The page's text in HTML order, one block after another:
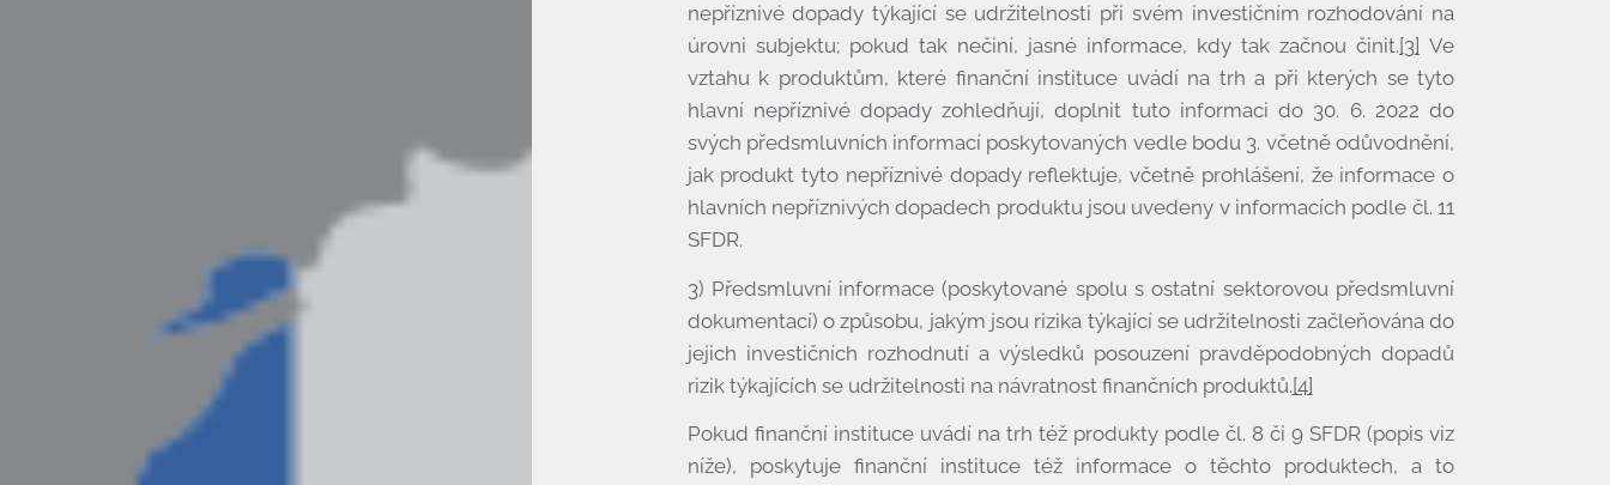
nepříznivé dopady týkající se udržitelnosti při svém investičním rozhodování na
úrovni subjektu; pokud tak nečiní, jasné informace, kdy tak začnou činit.[3] Ve
vztahu k produktům, které finanční instituce uvádí na trh a při kterých se tyto
hlavní nepříznivé dopady zohledňují, doplnit tuto informaci do 30. 6. 2022 do
svých předsmluvních informací poskytovaných vedle bodu 3. včetně odůvodnění,
jak produkt tyto nepříznivé dopady reflektuje, včetně prohlášení, že informace o
hlavních nepříznivých dopadech produktu jsou uvedeny v informacích podle čl. 11
SFDR.
3) Předsmluvní informace (poskytované spolu s ostatní sektorovou předsmluvní
dokumentací) o způsobu, jakým jsou rizika týkající se udržitelnosti začleňována do
jejich investičních rozhodnutí a výsledků posouzení pravděpodobných dopadů
rizik týkajících se udržitelnosti na návratnost finančních produktů.[4]
Pokud finanční instituce uvádí na trh též produkty podle čl. 8 či 9 SFDR (popis viz
níže), poskytuje finanční instituce též informace o těchto produktech, a to